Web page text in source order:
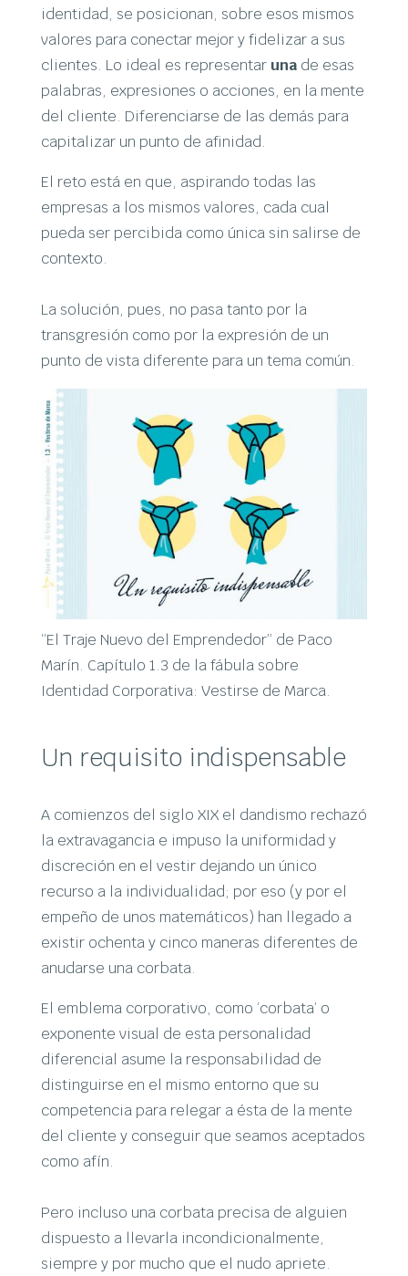
identidad, se posicionan, sobre esos mismos
valores para conectar mejor y fidelizar a sus
clientes. Lo ideal es representar unade esas
palabras, expresiones o acciones, en la mente
del cliente. Diferenciarse de las demás para
capitalizar un punto de afinidad.
El reto está en que, aspirando todas las
empresas a los mismos valores, cada cual
pueda ser percibida como única sin salirse de
contexto.
La solución, pues, no pasa tanto por la
transgresión como por la expresión de un
punto de vista diferente para un tema común.
“El Traje Nuevo del Emprendedor” de Paco
Marín. Capítulo 1.3 de la fábula sobre
Identidad Corporativa: Vestirse de Marca.
Un requisito indispensable
A comienzos del siglo XIX el dandismo rechazó
la extravagancia e impuso la uniformidad y
discreción en el vestir dejando un único
recurso a la individualidad; por eso (y por el
empeño de unos matemáticos) han llegado a
existir ochenta y cinco maneras diferentes de
anudarse una corbata.
El emblema corporativo, como ‘corbata’ o
exponente visual de esta personalidad
diferencial asume la responsabilidad de
distinguirse en el mismo entorno que su
competencia para relegar a ésta de la mente
del cliente y conseguir que seamos aceptados
como afín.
Pero incluso una corbata precisa de alguien
dispuesto a llevarla incondicionalmente,
siempre y por mucho que el nudo apriete.